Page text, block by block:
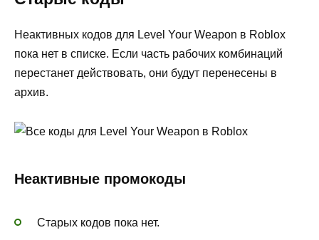
Неактивных кодов для Level Your Weapon в Roblox
пока нет в списке. Если часть рабочих комбинаций
перестанет действовать, они будут перенесены в
архив.
Неактивные промокоды
Старых кодов пока нет.